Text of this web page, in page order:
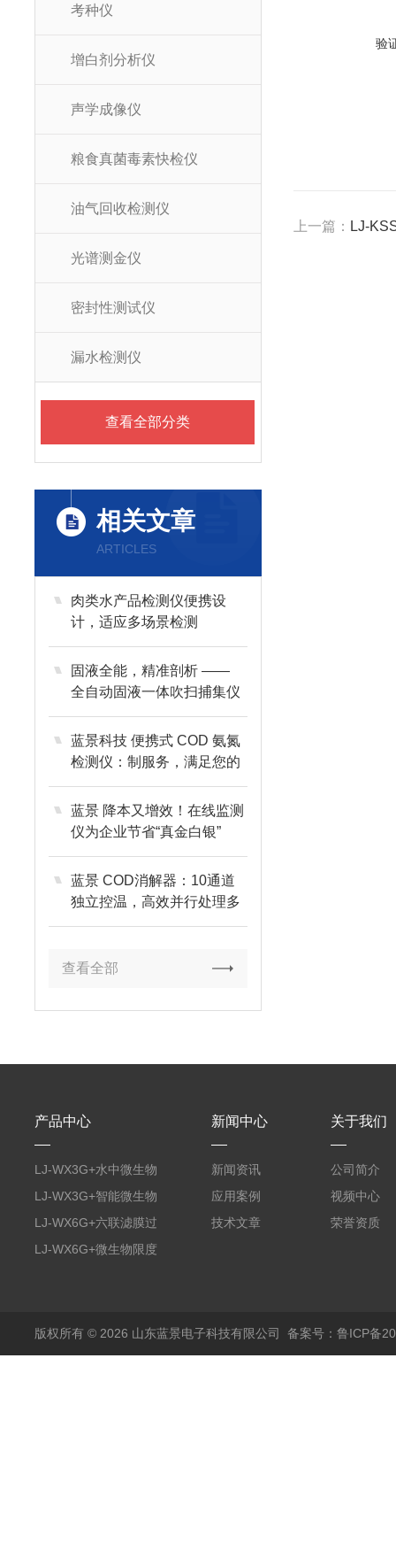
考种仪
增白剂分析仪
声学成像仪
粮食真菌毒素快检仪
油气回收检测仪
光谱测金仪
密封性测试仪
漏水检测仪
查看全部分类
相关文章
ARTICLES
肉类水产品检测仪便携设
计，适应多场景检测
固液全能，精准剖析 ——
全自动固液一体吹扫捕集仪
革新检测体验
蓝景科技 便携式 COD 氨氮
检测仪：制服务，满足您的
个性化需求
蓝景 降本又增效！在线监测
仪为企业节省“真金白银”
蓝景 COD消解器：10通道
独立控温，高效并行处理多
样品
查看全部
验
上一篇： LJ-
产品中心
LJ-WX3G+水中微生物
膜过滤装置
LJ-WX3G+智能微生物
限度仪
LJ-WX6G+六联滤膜过
滤器
LJ-WX6G+微生物限度
新闻中心
新闻资讯
应用案例
技术文章
关于我们
公司简介
视频中心
荣誉资质
版权所有 © 2026 山东蓝景电子科技有限公司 备案号：鲁ICP备